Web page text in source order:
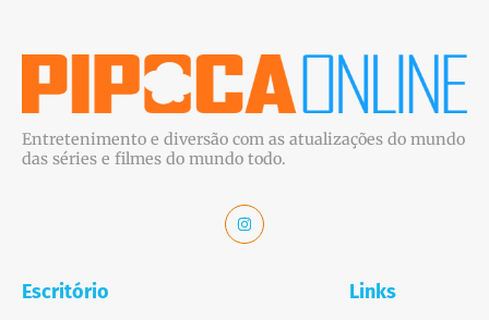
Entretenimento e diversão com as atualizações do mundo
das séries e filmes do mundo todo.
Escritório Links